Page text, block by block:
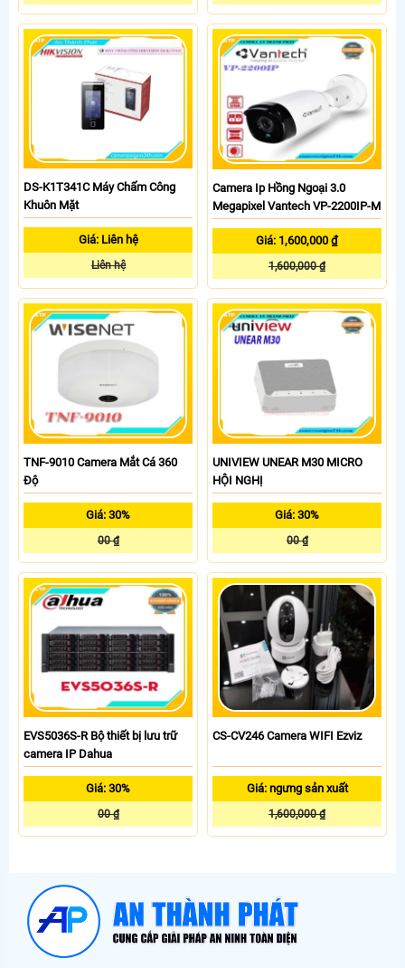
DS-K1T341C Máy Chấm Công
Khuôn Mặt
Giá: Liên hệ
Liên hệ
Camera Ip Hồng Ngoại 3.0
Megapixel Vantech VP-2200IP-M
Giá: 1,600,000 ₫
1,600,000 ₫
TNF-9010 Camera Mắt Cá 360
Độ
Giá: 30%
00 ₫
UNIVIEW UNEAR M30 MICRO
HỘI NGHỊ
Giá: 30%
00 ₫
EVS5036S-R Bộ thiết bị lưu trữ
camera IP Dahua
Giá: 30%
00 ₫
CS-CV246 Camera WIFI Ezviz
Giá: ngưng sản xuất
1,600,000 ₫